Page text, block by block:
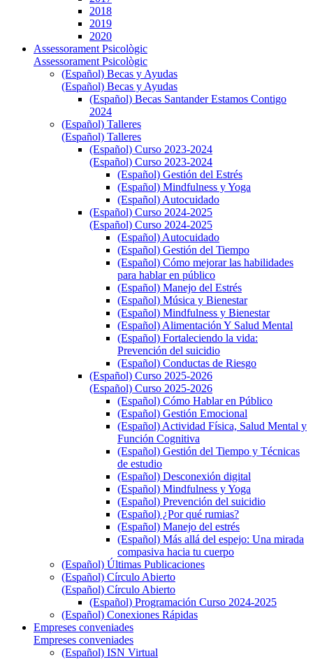
2018
2019
2020
Assessorament Psicològic
Assessorament Psicològic
(Español) Becas y Ayudas
(Español) Becas y Ayudas
(Español) Becas Santander Estamos Contigo
2024
(Español) Talleres
(Español) Talleres
(Español) Curso 2023-2024
(Español) Curso 2023-2024
(Español) Gestión del Estrés
(Español) Mindfulness y Yoga
(Español) Autocuidado
(Español) Curso 2024-2025
(Español) Curso 2024-2025
(Español) Autocuidado
(Español) Gestión del Tiempo
(Español) Cómo mejorar las habilidades
para hablar en público
(Español) Manejo del Estrés
(Español) Música y Bienestar
(Español) Mindfulness y Bienestar
(Español) Alimentación Y Salud Mental
(Español) Fortaleciendo la vida:
Prevención del suicidio
(Español) Conductas de Riesgo
(Español) Curso 2025-2026
(Español) Curso 2025-2026
(Español) Cómo Hablar en Público
(Español) Gestión Emocional
(Español) Actividad Física, Salud Mental y
Función Cognitiva
(Español) Gestión del Tiempo y Técnicas
de estudio
(Español) Desconexión digital
(Español) Mindfulness y Yoga
(Español) Prevención del suicidio
(Español) ¿Por qué rumias?
(Español) Manejo del estrés
(Español) Más allá del espejo: Una mirada
compasiva hacia tu cuerpo
(Español) Últimas Publicaciones
(Español) Círculo Abierto
(Español) Círculo Abierto
(Español) Programación Curso 2024-2025
(Español) Conexiones Rápidas
Empreses conveniades
Empreses conveniades
(Español) ISN Virtual